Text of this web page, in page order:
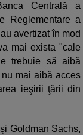
Centrală a
Reglementare a
avertizat în mod
mai exista "cale
trebuie să aibă
mai aibă acces
ieşirii ţării din
Goldman Sachs,